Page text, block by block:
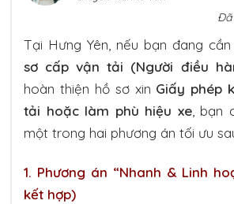
Đã
Tại Hưng Yên, nếu bạn đang
sơ cấp vận tải (Người điều
hoàn thiện hồ sơ xin Giấy phép
tải hoặc làm phù hiệu xe, bạn
một trong hai phương án tối ưu
1. Phương án “Nhanh & Linh
kết hợp)